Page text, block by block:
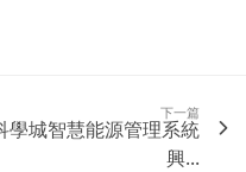
下一篇
學城智慧能源管理系統
興...